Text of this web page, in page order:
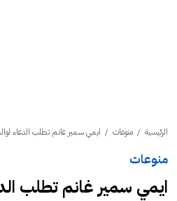
الرئيسية / منوعات / ايمي سمير غانم تطلب الدعاء
منوعات
ايمي سمير غانم تطلب